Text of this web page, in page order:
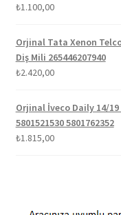
₺1.100,00
Orjinal Tata Xenon
Diş Mili 265446207940
₺2.420,00
Orjinal İveco Daily 14/
5801521530 5801762352
₺1.815,00